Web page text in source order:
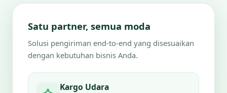
Satu partner, semua moda
Solusi pengiriman end-to-end yang disesuaikan
dengan kebutuhan bisnis Anda.
Kargo Udara